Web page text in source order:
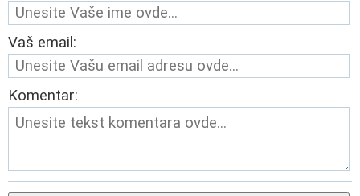
Vaš email:
Komentar: